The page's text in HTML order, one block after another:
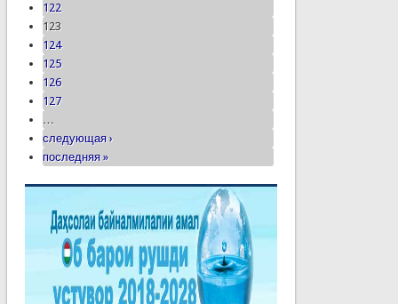
122
123
124
125
126
127
…
следующая ›
последняя »